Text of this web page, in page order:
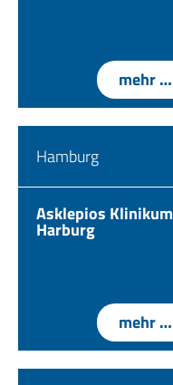
mehr …
Hamburg
Asklepios Klinikum
Harburg
mehr …